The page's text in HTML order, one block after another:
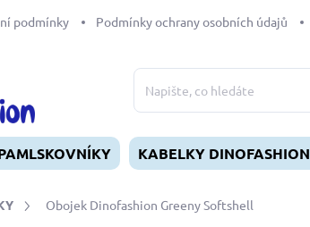
podmínky Podmínky ochrany osobních údajů
KABELKY DINOFASHION
Obojek Dinofashion Greeny Softshell